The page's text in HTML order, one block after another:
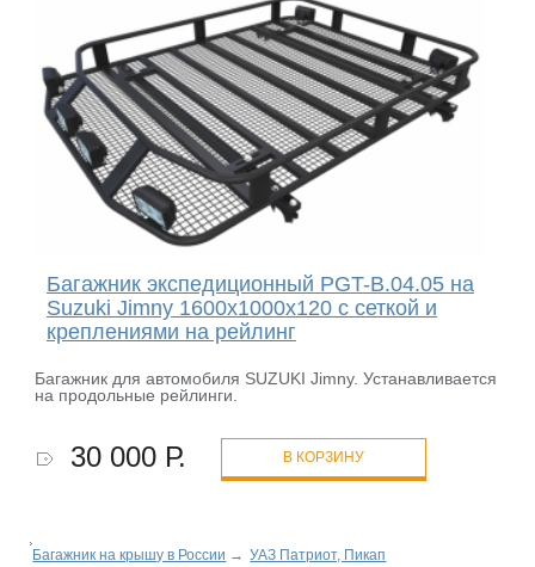
Багажник экспедиционный PGT-B.04.05 на
Suzuki Jimny 1600х1000х120 с сеткой и
креплениями на рейлинг
Багажник для автомобиля SUZUKI Jimny. Устанавливается
на продольные рейлинги.
30 000 Р. В КОРЗИНУ
Багажник на крышу в России → УАЗ Патриот, Пикап